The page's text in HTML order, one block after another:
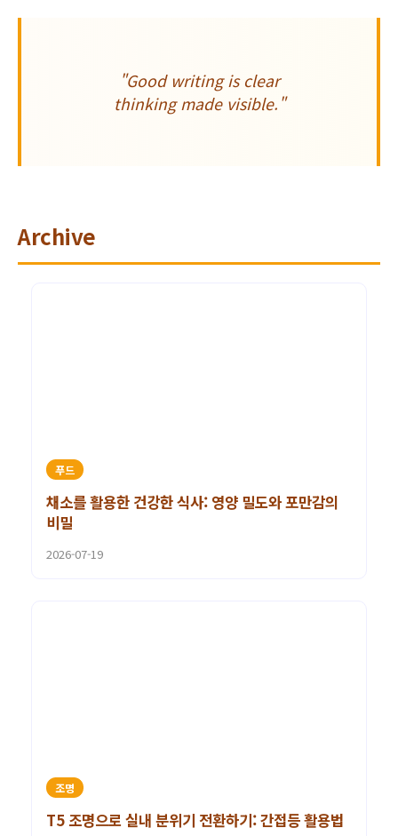
"Good writing is clear
thinking made visible."
Archive
푸드
채소를 활용한 건강한 식사: 영양 밀도와 포만감의
비밀
2026-07-19
조명
T5 조명으로 실내 분위기 전환하기: 간접등 활용법